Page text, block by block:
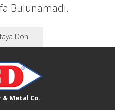
Bulunamadı.
Dön
& Metal Co.